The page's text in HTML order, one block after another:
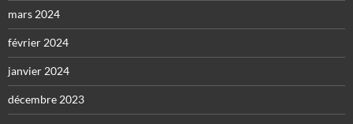
mars 2024
février 2024
janvier 2024
décembre 2023